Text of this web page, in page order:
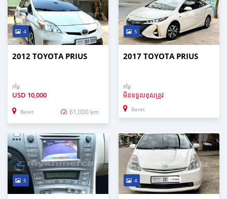
4
2012 TOYOTA PRIUS
តម្លៃ
USD 10,000
Bavet 61,000 km
5
2017 TOYOTA PRIUS
តម្លៃ
មិនទទួលខុសត្រូវ
Bavet
5 4